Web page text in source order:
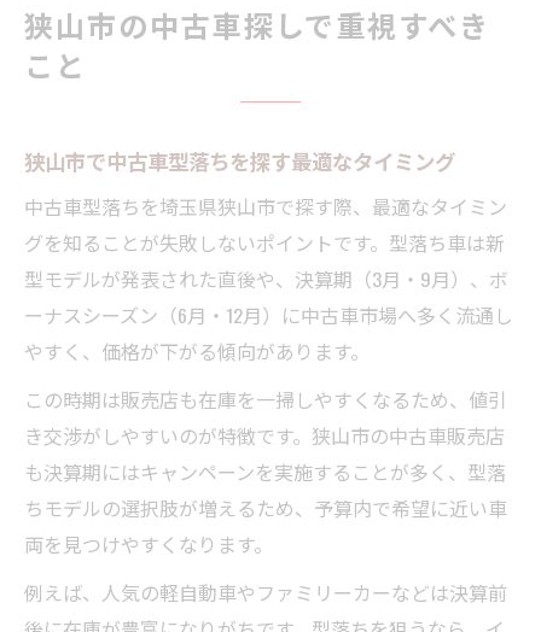
狭山市の中古車探しで重視すべき
こと
狭山市で中古車型落ちを探す最適なタイミング
中古車型落ちを埼玉県狭山市で探す際、最適なタイミン
グを知ることが失敗しないポイントです。型落ち車は新
型モデルが発表された直後や、決算期（3月・9月）、ボ
ーナスシーズン（6月・12月）に中古車市場へ多く流通し
やすく、価格が下がる傾向があります。
この時期は販売店も在庫を一掃しやすくなるため、値引
き交渉がしやすいのが特徴です。狭山市の中古車販売店
も決算期にはキャンペーンを実施することが多く、型落
ちモデルの選択肢が増えるため、予算内で希望に近い車
両を見つけやすくなります。
例えば、人気の軽自動車やファミリーカーなどは決算前